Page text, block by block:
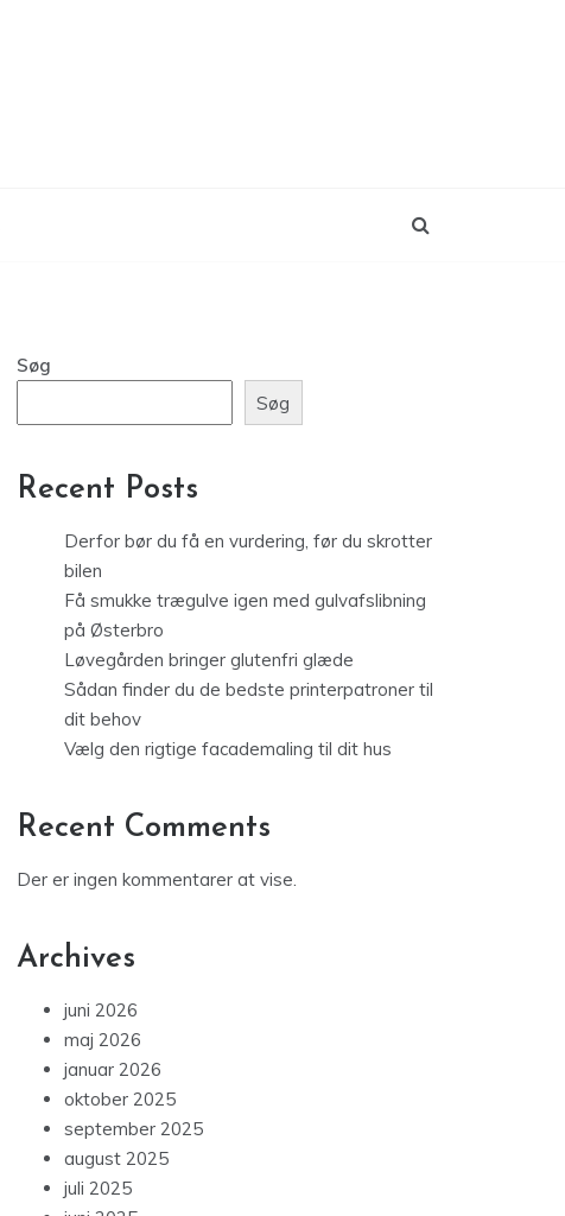
Søg
Søg
Recent Posts
Derfor bør du få en vurdering, før du skrotter
bilen
Få smukke trægulve igen med gulvafslibning
på Østerbro
Løvegården bringer glutenfri glæde
Sådan finder du de bedste printerpatroner til
dit behov
Vælg den rigtige facademaling til dit hus
Recent Comments
Der er ingen kommentarer at vise.
Archives
juni 2026
maj 2026
januar 2026
oktober 2025
september 2025
august 2025
juli 2025